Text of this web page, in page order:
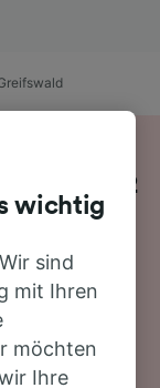
Stunde 42
nach
nach
genau richtig.
wichtig
sind
mit Ihren
möchten
Ihre